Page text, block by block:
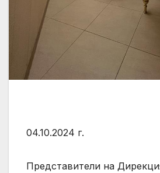
04.10.2024 г.
Представители на